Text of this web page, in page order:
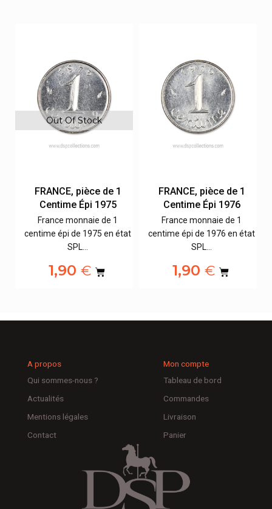
Out Of Stock
FRANCE, pièce de 1
Centime Épi 1975
France monnaie de 1
centime épi de 1975 en état
SPL…
1,90€
FRANCE, pièce de 1
Centime Épi 1976
France monnaie de 1
centime épi de 1976 en état
SPL…
1,90€
A propos
Qui sommes-nous ?
Actualités
Mentions légales
Contact
Mon compte
Tableau de bord
Commandes
Livraison
Panier